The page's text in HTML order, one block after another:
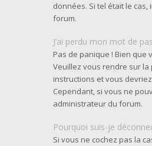
données. Si tel était le
forum.
J’ai perdu mon mot de
Pas de panique ! Bien
Veuillez vous rendre sur la
instructions et vous
Cependant, si vous ne
administrateur du forum.
Pourquoi suis-je
Si vous ne cochez pas la